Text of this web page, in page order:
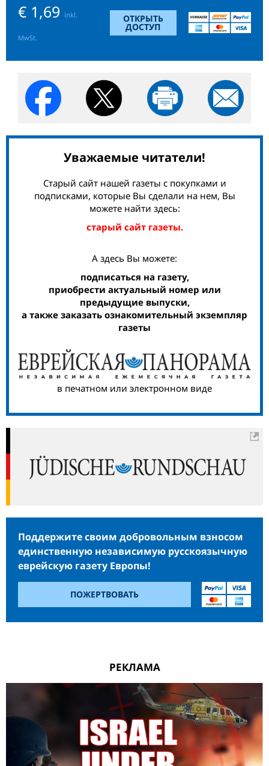
€ 1,69 inkl.
MwSt.
ОТКРЫТЬ
ДОСТУП
Уважаемые читатели!
Старый сайт нашей газеты с покупками и
подписками, которые Вы сделали на нем, Вы
можете найти здесь:
старый сайт газеты.
А здесь Вы можете:
подписаться на газету,
приобрести актуальный номер или
предыдущие выпуски,
а также заказать ознакомительный экземпляр
газеты
в печатном или электронном виде
Поддержите своим добровольным взносом
единственную независимую русскоязычную
еврейскую газету Европы!
ПОЖЕРТВОВАТЬ
РЕКЛАМА